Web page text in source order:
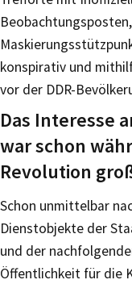
konspirativ und
vor der DDR-
Das Interesse
war schon
Revolution
Schon unmittelbar
Dienstobjekte der
und der
Öffentlichkeit für die